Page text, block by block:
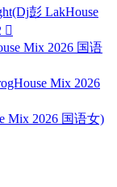
彭 LakHouse

Mix 2026 国语
Mix 2026
Mix 2026 国语女)